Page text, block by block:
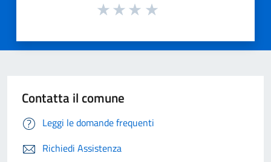
Contatta il comune
Leggi le domande frequenti
Richiedi Assistenza